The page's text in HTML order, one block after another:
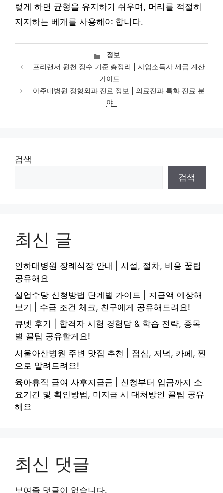
렇게 하면 균형을 유지하기 쉬우며, 머리를 적절히
지지하는 베개를 사용해야 합니다.
카
테
고
리
정보
프리랜서 원천 징수 기준 총정리 | 사업소득자 세금 계산
가이드
아주대병원 정형외과 진료 정보 | 의료진과 특화 진료 분
야
검색
검색
최신 글
인하대병원 장례식장 안내 | 시설, 절차, 비용 꿀팁
공유해요
실업수당 신청방법 단계별 가이드 | 지급액 예상해
보기 | 수급 조건 체크, 친구에게 공유해드려요!
큐넷 후기 | 합격자 시험 경험담 & 학습 전략, 종목
별 꿀팁 공유할게요!
서울아산병원 주변 맛집 추천 | 점심, 저녁, 카페, 찐
으로 알려드려요!
육아휴직 급여 사후지급금 | 신청부터 입금까지 소
요기간 및 확인방법, 미지급 시 대처방안 꿀팁 공유
해요
최신 댓글
보여줄 댓글이 없습니다.